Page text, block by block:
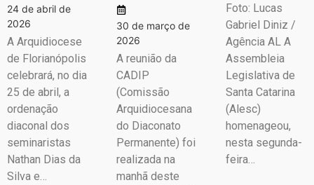
24 de abril de
2026
A Arquidiocese
de Florianópolis
celebrará, no dia
25 de abril, a
ordenação
diaconal dos
seminaristas
Nathan Dias da
Silva e…
30 de março de
2026
A reunião da
CADIP
(Comissão
Arquidiocesana
do Diaconato
Permanente) foi
realizada na
manhã deste
Foto: Lucas
Gabriel Diniz /
Agência AL A
Assembleia
Legislativa de
Santa Catarina
(Alesc)
homenageou,
nesta segunda-
feira…